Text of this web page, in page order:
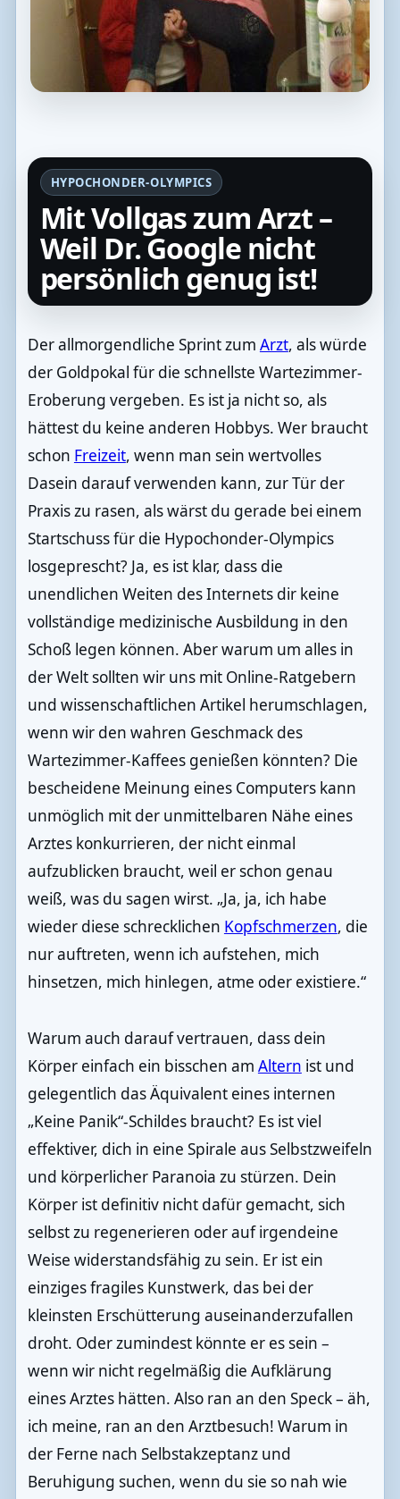
HYPOCHONDER-OLYMPICS
Mit Vollgas zum Arzt –
Weil Dr. Google nicht
persönlich genug ist!
Der allmorgendliche Sprint zum Arzt, als würde
der Goldpokal für die schnellste Wartezimmer-
Eroberung vergeben. Es ist ja nicht so, als
hättest du keine anderen Hobbys. Wer braucht
schon Freizeit, wenn man sein wertvolles
Dasein darauf verwenden kann, zur Tür der
Praxis zu rasen, als wärst du gerade bei einem
Startschuss für die Hypochonder-Olympics
losgeprescht? Ja, es ist klar, dass die
unendlichen Weiten des Internets dir keine
vollständige medizinische Ausbildung in den
Schoß legen können. Aber warum um alles in
der Welt sollten wir uns mit Online-Ratgebern
und wissenschaftlichen Artikel herumschlagen,
wenn wir den wahren Geschmack des
Wartezimmer-Kaffees genießen könnten? Die
bescheidene Meinung eines Computers kann
unmöglich mit der unmittelbaren Nähe eines
Arztes konkurrieren, der nicht einmal
aufzublicken braucht, weil er schon genau
weiß, was du sagen wirst. „Ja, ja, ich habe
wieder diese schrecklichen Kopfschmerzen, die
nur auftreten, wenn ich aufstehen, mich
hinsetzen, mich hinlegen, atme oder existiere.“
Warum auch darauf vertrauen, dass dein
Körper einfach ein bisschen am Altern ist und
gelegentlich das Äquivalent eines internen
„Keine Panik“-Schildes braucht? Es ist viel
effektiver, dich in eine Spirale aus Selbstzweifeln
und körperlicher Paranoia zu stürzen. Dein
Körper ist definitiv nicht dafür gemacht, sich
selbst zu regenerieren oder auf irgendeine
Weise widerstandsfähig zu sein. Er ist ein
einziges fragiles Kunstwerk, das bei der
kleinsten Erschütterung auseinanderzufallen
droht. Oder zumindest könnte er es sein –
wenn wir nicht regelmäßig die Aufklärung
eines Arztes hätten. Also ran an den Speck – äh,
ich meine, ran an den Arztbesuch! Warum in
der Ferne nach Selbstakzeptanz und
Beruhigung suchen, wenn du sie so nah wie